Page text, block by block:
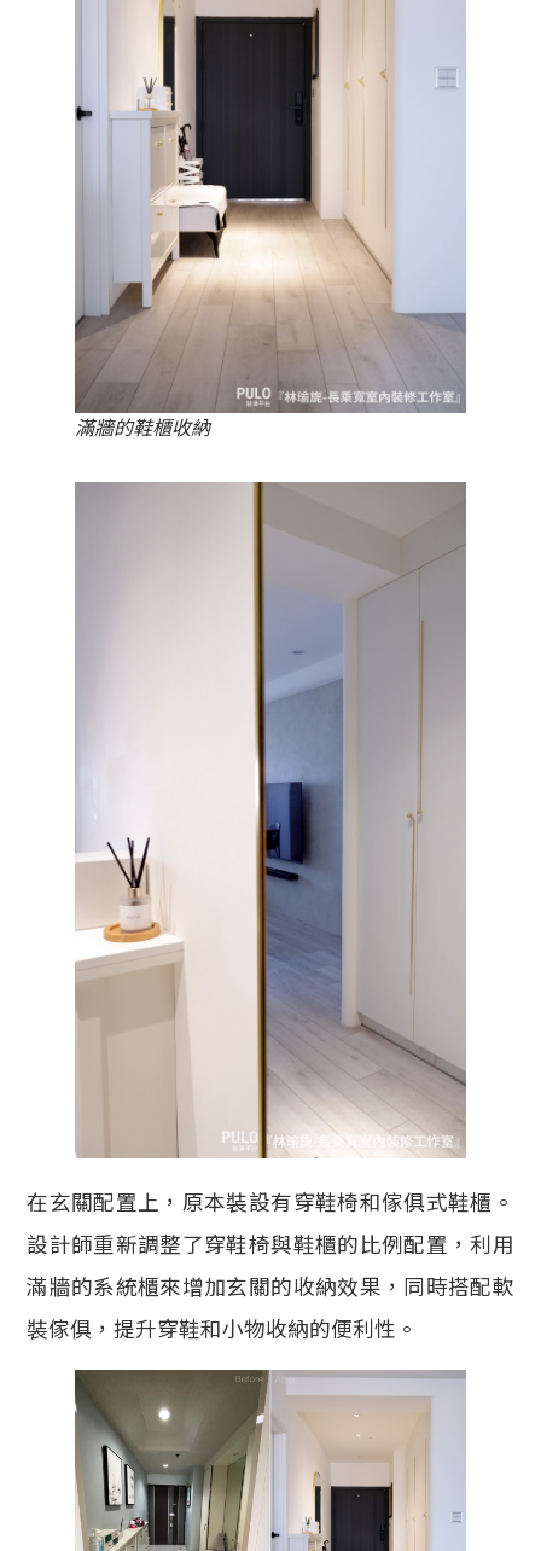
滿牆的鞋櫃收納
在玄關配置上，原本裝設有穿鞋椅和傢俱式鞋櫃。
設計師重新調整了穿鞋椅與鞋櫃的比例配置，利用
滿牆的系統櫃來增加玄關的收納效果，同時搭配軟
裝傢俱，提升穿鞋和小物收納的便利性。